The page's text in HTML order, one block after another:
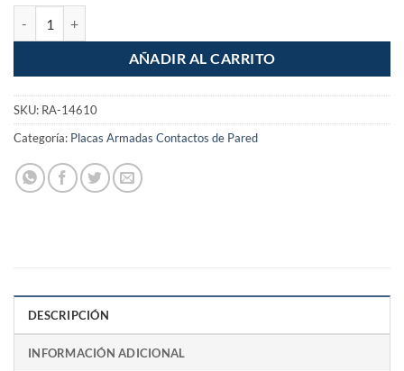
AÑADIR AL CARRITO
SKU: RA-14610
Categoría: Placas Armadas Contactos de Pared
DESCRIPCIÓN
INFORMACIÓN ADICIONAL